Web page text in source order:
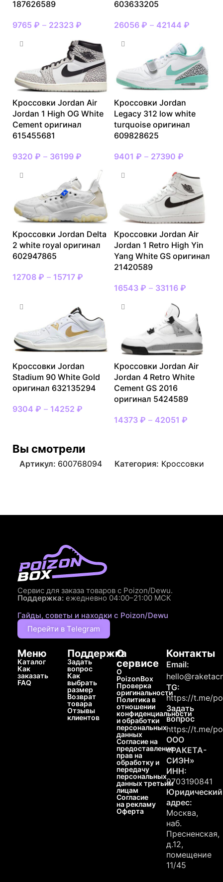
187626589
9765 ₽ – 22323 ₽
603633205
26056 ₽ – 42144 ₽
Кроссовки Jordan Air
Jordan 1 High OG White
Cement оригинал
615455681
9320 ₽ – 36199 ₽
Кроссовки Jordan
Legacy 312 low white
turquoise оригинал
609828625
9401 ₽ – 27390 ₽
Кроссовки Jordan Delta
2 white royal оригинал
602947865
12708 ₽ – 15717 ₽
Кроссовки Jordan Air
Jordan 1 Retro High Yin
Yang White GS оригинал
21420589
16543 ₽ – 33116 ₽
Кроссовки Jordan
Stadium 90 White Gold
оригинал 632135294
9304 ₽ – 14252 ₽
Кроссовки Jordan Air
Jordan 4 Retro White
Cement GS 2016
оригинал 5424589
14373 ₽ – 42051 ₽
Вы смотрели
Артикул: 600768094 Категория: Кроссовки
Сервис для заказа товаров с Poizon/Dewu.
Поддержка: ежедневно 04:00–21:00 МСК
Гайды, советы и находки с Poizon/Dewu
Перейти в Telegram
Меню
Каталог
Как
заказать
FAQ
Поддержка
Задать
вопрос
Как
выбрать
размер
Возврат
товара
Отзывы
клиентов
О
сервисе
О
PoizonBox
Проверка
оригинальности
Политика в
отношении
конфиденциальности
и обработки
персональных
данных
Согласие на
предоставление
прав на
обработку и
передачу
персональных
данных третьим
лицам
Согласие
на рекламу
Оферта
Контакты
Email:
TG:
https://t.me/
Задать
вопрос
https://t.me/
ООО
«РАКЕТА-
СИЭН»
ИНН:
9703190841
Юридический
адрес:
Москва,
наб.
Пресненская,
д.12,
помещение
11/45